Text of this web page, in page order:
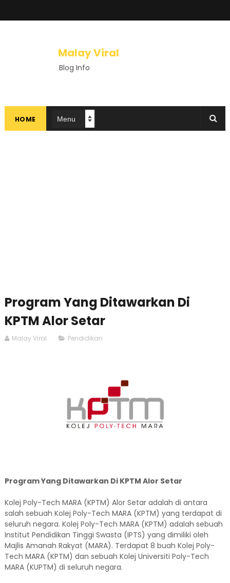
Malay Viral
Blog Info
HOME
Program Yang Ditawarkan Di
KPTM Alor Setar
Malay Viral Pendidikan
Program Yang Ditawarkan Di KPTM Alor Setar
Kolej Poly-Tech MARA (KPTM) Alor Setar adalah di antara
salah sebuah Kolej Poly-Tech MARA (KPTM) yang terdapat di
seluruh negara. Kolej Poly-Tech MARA (KPTM) adalah sebuah
Institut Pendidikan Tinggi Swasta (IPTS) yang dimiliki oleh
Majlis Amanah Rakyat (MARA). Terdapat 8 buah Kolej Poly-
Tech MARA (KPTM) dan sebuah Kolej Universiti Poly-Tech
MARA (KUPTM) di seluruh negara.